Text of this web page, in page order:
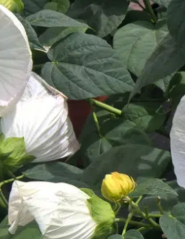
n
d
i
a